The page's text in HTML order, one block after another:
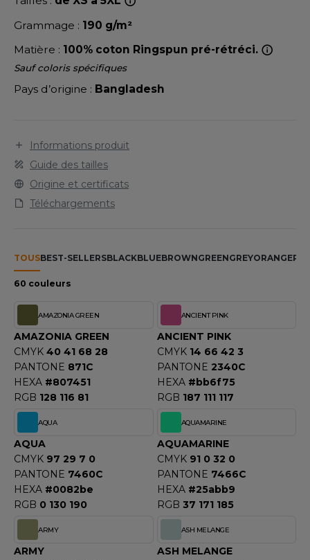
IN EUROPE
LABEL / TEAR AWAY
VETEMENTS
SHIRT
SHIRT
PROFESSIONNELLE
- BLOUSON
ROW
OF THE LOOM
OF THE LOOM VINTAGE
- BLANKS
COOL
HOODS
T'S
SERIE
Grammage : 190 g/m²
Matière : 100% coton Ringspun pré-rétréci.
Sauf coloris spécifiques
Pays d’origine : Bangladesh
Informations produit
Guide des tailles
Origine et certificats
Téléchargements
TOUSBEST-SELLERSBLACKBLUEBROWNGREENGREYORANGE
60 couleurs
AMAZONIA GREEN
AMAZONIA GREEN
CMYK 40 41 68 28
PANTONE 871C
HEXA #807451
RGB 128 116 81
ANCIENT PINK
ANCIENT PINK
CMYK 14 66 42 3
PANTONE 2340C
HEXA #bb6f75
RGB 187 111 117
AQUA
AQUA
CMYK 97 29 7 0
PANTONE 7460C
HEXA #0082be
RGB 0 130 190
AQUAMARINE
AQUAMARINE
CMYK 91 0 32 0
PANTONE 7466C
HEXA #25abb9
RGB 37 171 185
ARMY
ARMY
ASH MELANGE
ASH MELANGE